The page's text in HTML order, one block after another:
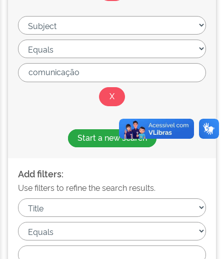
Start a new search
Add filters:
Use filters to refine the search results.